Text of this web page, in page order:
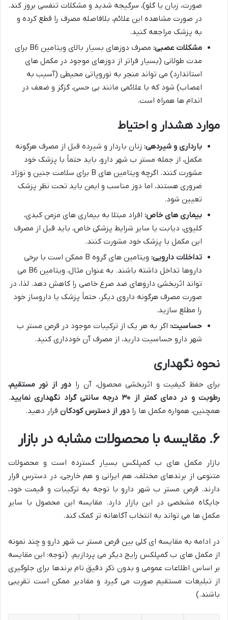
صورت، زبان یا گلو)، سرگیجه شدید و مشکلات تنفسی بروز کند.
در صورت مشاهده این علائم، بلافاصله مصرف را قطع کرده و
به پزشک مراجعه کنید.
مشکلات عصبی:
مصرف دوزهای بسیار بالای ویتامین B6 برای
مدت طولانی (بسیار فراتر از دوزهای موجود در مکمل های
استاندارد) می تواند منجر به نوروپاتی محیطی (آسیب به
اعصاب) شود که با علائمی مانند بی حسی، گزگز و ضعف در
اندام ها همراه است.
موارد هشدار و احتیاط
بارداری و شیردهی: زنان باردار و شیرده قبل از مصرف هرگونه
مکمل، از جمله مستر ب شهر دارو، باید حتماً با پزشک خود
مشورت کنند. اگرچه ویتامین های B برای سلامت جنین و نوزاد
ضروری هستند، اما دوز مناسب و ایمن باید تحت نظر پزشک
تعیین شود.
بیماری های خاص: افراد مبتلا به بیماری های مزمن کبدی،
کلیوی، دیابت یا سایر شرایط پزشکی خاص، باید قبل از مصرف
این مکمل با پزشک خود مشورت کنند.
تداخلات دارویی:
ویتامین های گروه B ممکن است با برخی
داروها تداخل داشته باشند. به عنوان مثال، ویتامین B6 می
تواند اثربخشی داروهای ضد صرع خاصی را کاهش دهد. لذا، در
صورت مصرف هرگونه داروی دیگر، حتماً پزشک یا داروساز خود
را مطلع سازید.
حساسیت: اگر به هر یک از ترکیبات موجود در قرص مستر ب
شهر دارو حساسیت دارید، از مصرف آن خودداری کنید.
نحوه نگهداری
برای حفظ کیفیت و اثربخشی محصول، آن را دور از نور مستقیم،
رطوبت و در دمای کمتر از ۳۰ درجه سانتی گراد نگهداری نمایید
.
همچنین، همواره مکمل ها را دور از دسترس کودکان قرار دهید.
۶. مقایسه با محصولات مشابه در بازار
بازار مکمل های ب کمپلکس بسیار گسترده است و محصولات
متنوعی از برندهای مختلف، هم ایرانی و هم خارجی، در دسترس قرار
دارند. قرص مستر ب شهر دارو با توجه به ترکیبات و قیمت خود،
جایگاه مشخصی در این بازار دارد. مقایسه این محصول با سایر
مکمل ها می تواند به انتخاب آگاهانه تر کمک کند.
در ادامه به مقایسه ای کلی بین قرص مستر ب شهر دارو و چند نمونه
از مکمل های ب کمپلکس رایج دیگر می پردازیم. (توجه: این مقایسه
بر اساس اطلاعات عمومی و بدون ذکر دقیق نام برندها برای جلوگیری
از تبلیغات مستقیم صورت می گیرد و مقادیر ممکن است تقریبی
باشند.)